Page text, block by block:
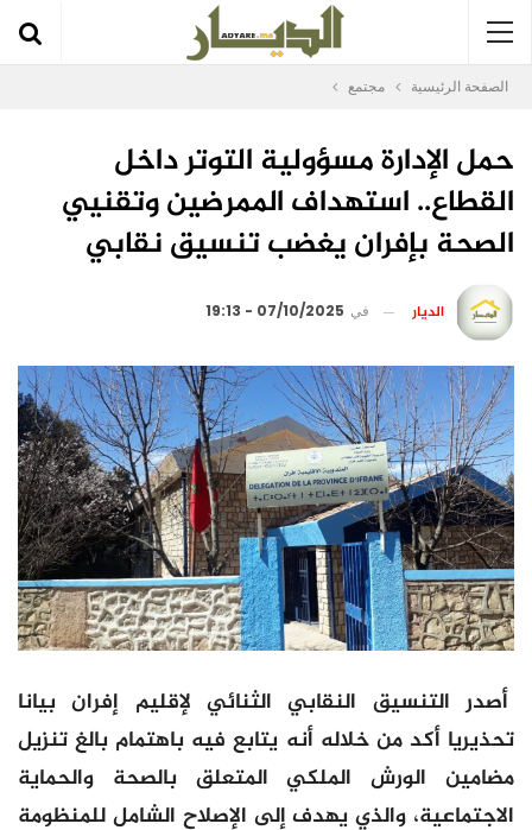
الصفحة الرئيسية مجتمع
حمل الإدارة مسؤولية التوتر داخل
القطاع.. استهداف الممرضين وتقنيي
الصحة بإفران يغضب تنسيق نقابي
الديار في 07/10/2025 - 19:13
أصدر التنسيق النقابي الثنائي لإقليم إفران بيانا
تحذيريا أكد من خلاله أنه يتابع فيه باهتمام بالغ تنزيل
مضامين الورش الملكي المتعلق بالصحة والحماية
الاجتماعية، والذي يهدف إلى الإصلاح الشامل للمنظومة